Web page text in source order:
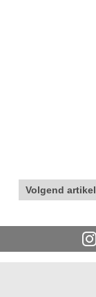
Volgend artikel